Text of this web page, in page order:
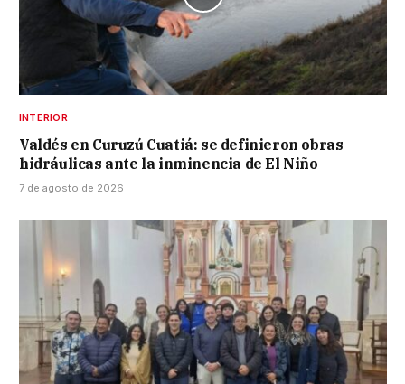
INTERIOR
Valdés en Curuzú Cuatiá: se definieron obras
hidráulicas ante la inminencia de El Niño
7 de agosto de 2026